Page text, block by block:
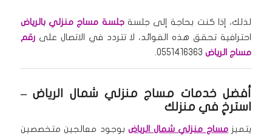
لذلك، إذا كنت بحاجة إلى جلسةجلسة مساج منزلي بالرياض
احترافية تحقق هذه الفوائد، لا تتردد في الاتصال علىرقم
مساج الرياض0551416363.
أفضل خدمات مساج منزلي شمال الرياض –
استرخِ في منزلك
يتميزمساج منزلي شمال الرياضبوجود معالجين متخصصين